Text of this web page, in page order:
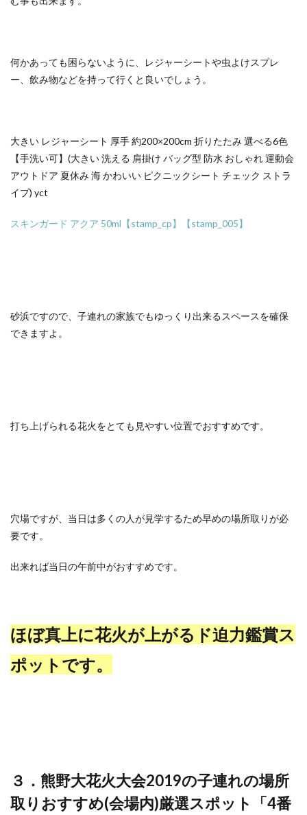
何かあっても困らないように、レジャーシートや虫よけスプレ
ー、飲み物などを持って行くと良いでしょう。
大きい レジャーシート 厚手 約200×200cm 折りたたみ 選べる6色
【手洗い可】(大きい 洗える 肩掛け バッグ型 防水 おしゃれ 運動会
アウトドア 夏休み 海 かわいい ピクニックシート チェック ストラ
イプ) yct
スキンガード アクア 50ml【stamp_cp】【stamp_005】
砂浜ですので、子連れの家族でもゆっくり出来るスペースを確保
できますよ。
打ち上げられる花火をとても見やすい位置でおすすめです。
穴場ですが、当日は多くの人が見学するため早めの場所取りが必
要です。
出来れば当日の午前中がおすすめです。
ほぼ真上に花火が上がる ド迫力鑑賞ス
ポットです。
３．熊野大花火大会2019の子連れの場所
取りおすすめ(会場内)厳選スポット「4番